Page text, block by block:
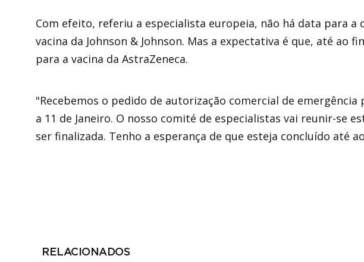
Com efeito, referiu a especialista europeia, não há data para a
vacina da Johnson & Johnson. Mas a expectativa é que, até ao
para a vacina da AstraZeneca.
"Recebemos o pedido de autorização comercial de emergência
a 11 de Janeiro. O nosso comité de especialistas vai reunir-se
ser finalizada. Tenho a esperança de que esteja concluído até
RELACIONADOS